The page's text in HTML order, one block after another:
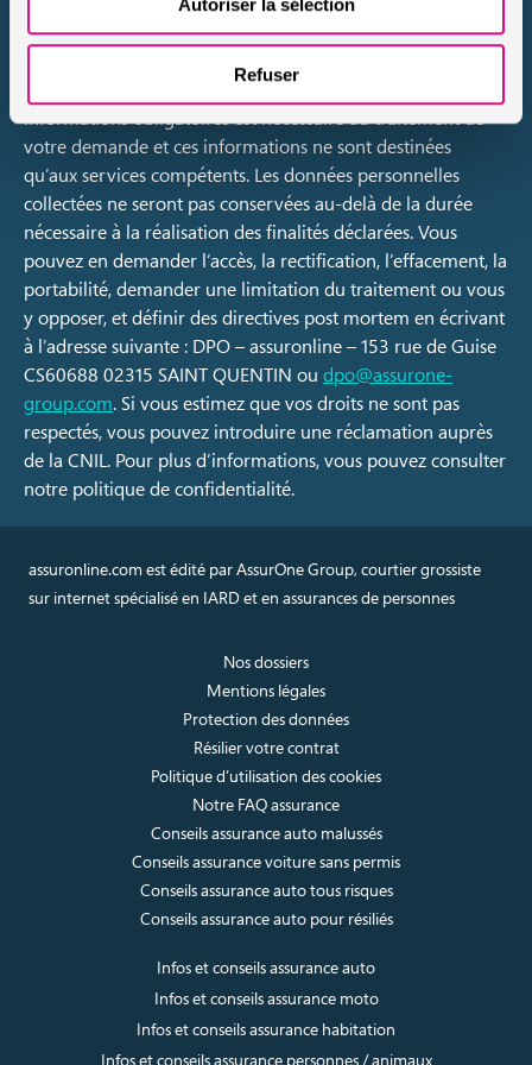
Autoriser la sélection
Refuser
font l’objet d’un traitement par assuronline afin de vous
l’exécution de mesures précontractuelles. La fourniture des
informations obligatoires est nécessaire au traitement de
votre demande et ces informations ne sont destinées
qu’aux services compétents. Les données personnelles
collectées ne seront pas conservées au-delà de la durée
nécessaire à la réalisation des finalités déclarées. Vous
pouvez en demander l’accès, la rectification, l’effacement, la
portabilité, demander une limitation du traitement ou vous
y opposer, et définir des directives post mortem en écrivant
à l’adresse suivante : DPO – assuronline – 153 rue de Guise
CS60688 02315 SAINT QUENTIN ou dpo@assurone-
group.com. Si vous estimez que vos droits ne sont pas
respectés, vous pouvez introduire une réclamation auprès
de la CNIL. Pour plus d’informations, vous pouvez consulter
notre politique de confidentialité.
assuronline.com est édité par AssurOne Group, courtier grossiste
sur internet spécialisé en IARD et en assurances de personnes
Nos dossiers
Mentions légales
Protection des données
Résilier votre contrat
Politique d’utilisation des cookies
Notre FAQ assurance
Conseils assurance auto malussés
Conseils assurance voiture sans permis
Conseils assurance auto tous risques
Conseils assurance auto pour résiliés
Infos et conseils assurance auto
Infos et conseils assurance moto
Infos et conseils assurance habitation
Infos et conseils assurance personnes / animaux